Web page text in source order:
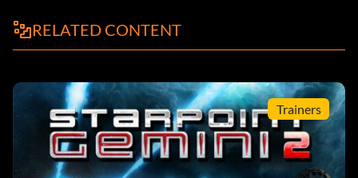
RELATED CONTENT
Trainers